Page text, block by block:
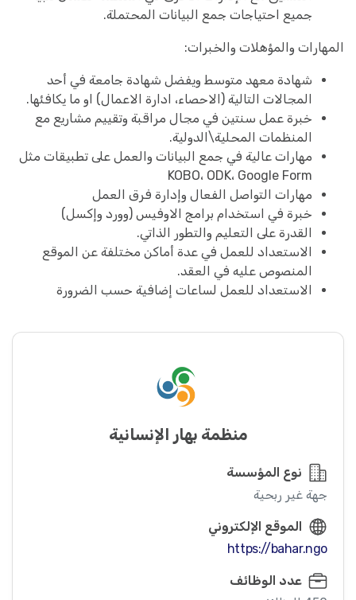
جميع احتياجات جمع البيانات المحتملة.
المهارات والمؤهلات والخبرات:
شهادة معهد متوسط ويفضل شهادة جامعة في أحد
المجالات التالية (الاحصاء، ادارة الاعمال) او ما يكافئها.
خبرة عمل سنتين في مجال مراقبة وتقييم مشاريع مع
المنظمات المحلية\الدولية.
مهارات عالية في جمع البيانات والعمل على تطبيقات مثل
KOBO، ODK، Google Form
مهارات التواصل الفعال وإدارة فرق العمل
خبرة في استخدام برامج الاوفيس (وورد وإكسل)
القدرة على التعليم والتطور الذاتي.
الاستعداد للعمل في عدة أماكن مختلفة عن الموقع
المنصوص عليه في العقد.
الاستعداد للعمل لساعات إضافية حسب الضرورة
منظمة بهار الإنسانية
نوع المؤسسة
جهة غير ربحية
الموقع الإلكتروني
https://bahar.ngo
عدد الوظائف